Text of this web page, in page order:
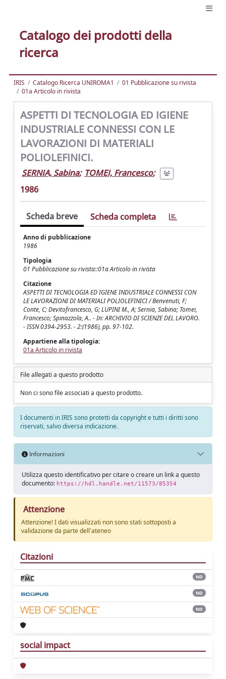
Catalogo dei prodotti della
ricerca
IRIS Catalogo Ricerca UNIROMA1
01 Pubblicazione su rivista
01a Articolo in rivista
ASPETTI DI TECNOLOGIA ED IGIENE
INDUSTRIALE CONNESSI CON LE
LAVORAZIONI DI MATERIALI
POLIOLEFINICI.
SERNIA, Sabina; TOMEI, Francesco;
1986
Scheda breve Scheda completa
Anno di pubblicazione
1986
Tipologia
01 Pubblicazione su rivista::01a Articolo in rivista
Citazione
ASPETTI DI TECNOLOGIA ED IGIENE INDUSTRIALE CONNESSI CON
LE LAVORAZIONI DI MATERIALI POLIOLEFINICI / Benvenuti, F;
Conte, C; Devitofrancesco, G; LUPINI M., A; Sernia, Sabina; Tomei,
Francesco; Spinazzola, A.. - In: ARCHIVIO DI SCIENZE DEL LAVORO.
- ISSN 0394-2953. - 2:(1986), pp. 97-102.
Appartiene alla tipologia:
01a Articolo in rivista
File allegati a questo prodotto
Non ci sono file associati a questo prodotto.
I documenti in IRIS sono protetti da copyright e tutti i diritti sono
riservati, salvo diversa indicazione.
Informazioni
Utilizza questo identificativo per citare o creare un link a questo
documento: https://hdl.handle.net/11573/85354
Attenzione
Attenzione! I dati visualizzati non sono stati sottoposti a
validazione da parte dell'ateneo
Citazioni
ND
ND
ND
social impact